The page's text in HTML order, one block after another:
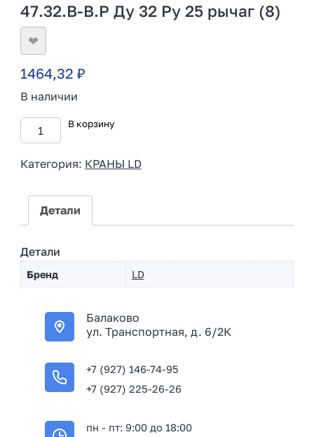
47.32.B-B.Р Ду 32 Ру 25 рычаг (8)
❤
1464,32 ₽
В наличии
В корзину
Категория: КРАНЫ LD
Детали
Детали
Бренд LD
Балаково
ул. Транспортная, д. 6/2К
+7 (927) 146-74-95
+7 (927) 225-26-26
пн - пт: 9:00 до 18:00